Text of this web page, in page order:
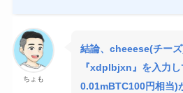
ちょも
結論、cheeese(チー
『xdplbjxn』を入力
0.01mBTC100円相当)